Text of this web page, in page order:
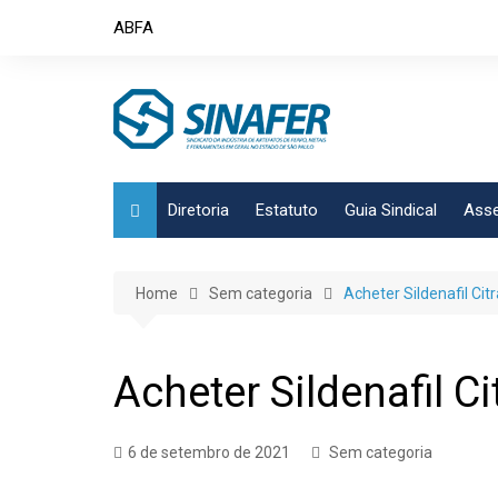
ABFA
Diretoria Estatuto Guia Sindical
Home Sem categoria Acheter Sildenafil
Acheter Sildenafil
6 de setembro de 2021 Sem categoria